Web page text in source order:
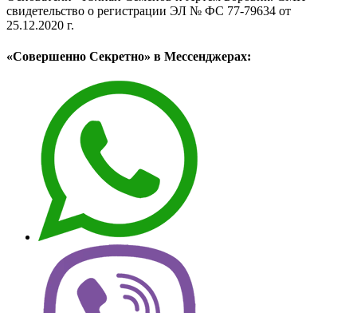
свидетельство о регистрации ЭЛ № ФС 77-79634 от
25.12.2020 г.
«Совершенно Секретно» в Мессенджерах: